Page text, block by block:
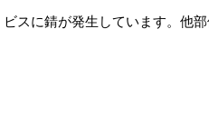
ビスに錆が発生しています。他